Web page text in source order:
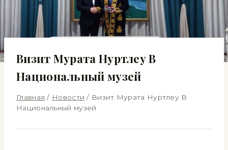
Визит Мурата Нуртлеу В
Национальный музей
Главная / Новости / Визит Мурата Нуртлеу В
Национальный музей